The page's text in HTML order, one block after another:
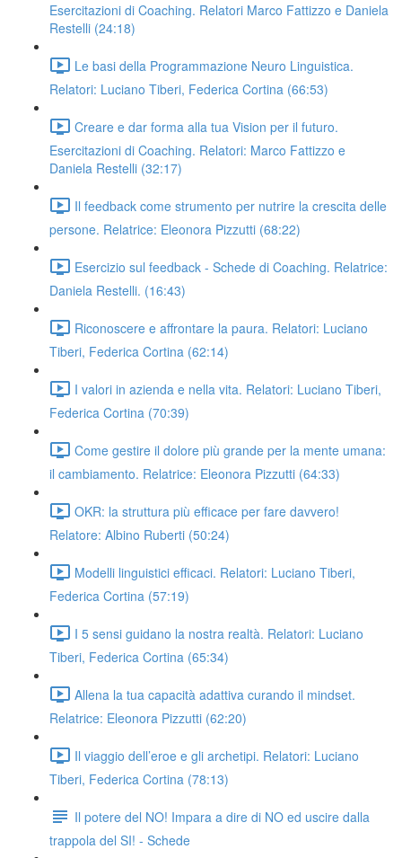
Esercitazioni di Coaching. Relatori Marco Fattizzo e Daniela
Restelli (24:18)
Le basi della Programmazione Neuro Linguistica.
Relatori: Luciano Tiberi, Federica Cortina (66:53)
Creare e dar forma alla tua Vision per il futuro.
Esercitazioni di Coaching. Relatori: Marco Fattizzo e
Daniela Restelli (32:17)
Il feedback come strumento per nutrire la crescita delle
persone. Relatrice: Eleonora Pizzutti (68:22)
Esercizio sul feedback - Schede di Coaching. Relatrice:
Daniela Restelli. (16:43)
Riconoscere e affrontare la paura. Relatori: Luciano
Tiberi, Federica Cortina (62:14)
I valori in azienda e nella vita. Relatori: Luciano Tiberi,
Federica Cortina (70:39)
Come gestire il dolore più grande per la mente umana:
il cambiamento. Relatrice: Eleonora Pizzutti (64:33)
OKR: la struttura più efficace per fare davvero!
Relatore: Albino Ruberti (50:24)
Modelli linguistici efficaci. Relatori: Luciano Tiberi,
Federica Cortina (57:19)
I 5 sensi guidano la nostra realtà. Relatori: Luciano
Tiberi, Federica Cortina (65:34)
Allena la tua capacità adattiva curando il mindset.
Relatrice: Eleonora Pizzutti (62:20)
Il viaggio dell’eroe e gli archetipi. Relatori: Luciano
Tiberi, Federica Cortina (78:13)
Il potere del NO! Impara a dire di NO ed uscire dalla
trappola del SI! - Schede